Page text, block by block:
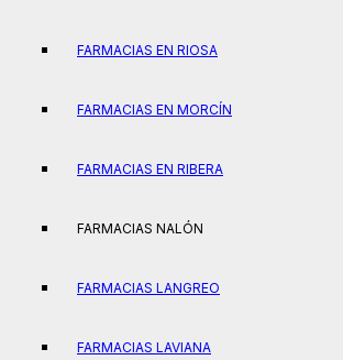
FARMACIAS EN RIOSA
FARMACIAS EN MORCÍN
FARMACIAS EN RIBERA
FARMACIAS NALÓN
FARMACIAS LANGREO
FARMACIAS LAVIANA